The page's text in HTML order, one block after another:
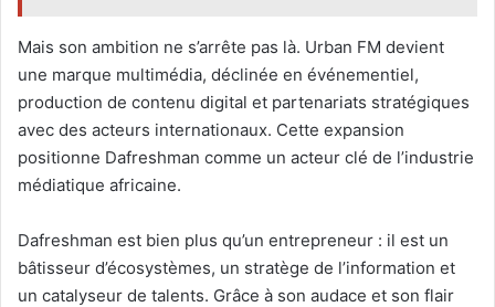
Mais son ambition ne s’arrête pas là. Urban FM devient
une marque multimédia, déclinée en événementiel,
production de contenu digital et partenariats stratégiques
avec des acteurs internationaux. Cette expansion
positionne Dafreshman comme un acteur clé de l’industrie
médiatique africaine.
Dafreshman est bien plus qu’un entrepreneur : il est un
bâtisseur d’écosystèmes, un stratège de l’information et
un catalyseur de talents. Grâce à son audace et son flair